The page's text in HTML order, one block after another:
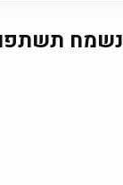
תשתפו